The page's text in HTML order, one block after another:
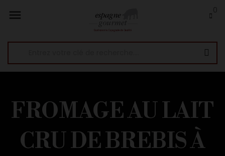

FROMAGE AU LAIT
CRU DE BREBIS À